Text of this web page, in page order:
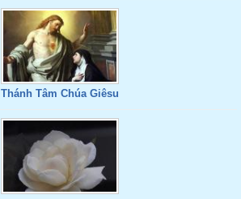
Thánh Tâm Chúa Giêsu